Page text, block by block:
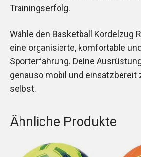
Trainingserfolg.
Wähle den Basketball Kordelzug
eine organisierte, komfortable
Sporterfahrung. Deine
genauso mobil und einsatzbereit
selbst.
Ähnliche Produkte